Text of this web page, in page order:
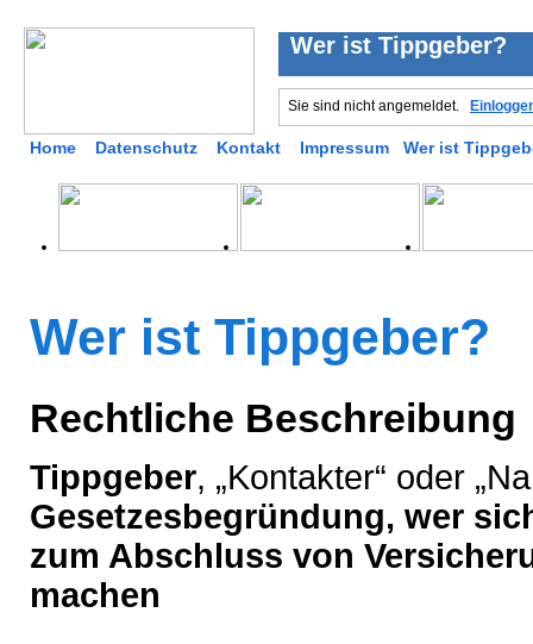
Wer ist Tippgeber?
Sie sind nicht angemeldet.
Home Datenschutz Kontakt Impressum Wer ist
Wer ist Tippgeber?
Rechtliche Beschreibung
Tippgeber, „Kontakter“ oder
Gesetzesbegründung, wer
zum Abschluss von
machen